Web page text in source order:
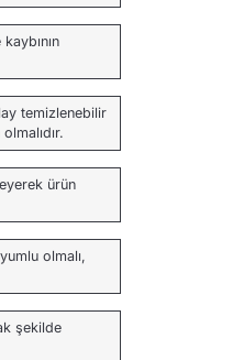
temizlenebilir
ürün
olmalı,
şekilde